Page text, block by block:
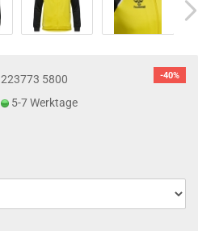
-40%
223773 5800
5-7 Werktage